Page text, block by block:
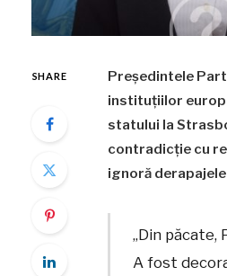
SHARE
Președintele
instituțiilor
statului la
contradicție cu
ignoră
„Din păcate,
A fost